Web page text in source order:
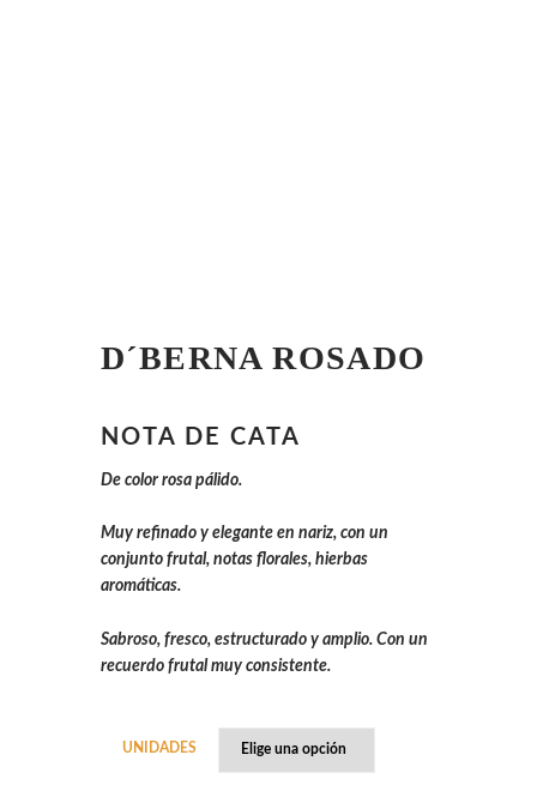
D´BERNA ROSADO
NOTA DE CATA
De color rosa pálido.
Muy refinado y elegante en nariz, con un
conjunto frutal, notas florales, hierbas
aromáticas.
Sabroso, fresco, estructurado y amplio. Con un
recuerdo frutal muy consistente.
UNIDADES